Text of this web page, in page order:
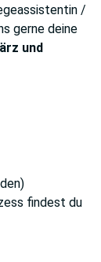
/
gerne deine
und
findest du